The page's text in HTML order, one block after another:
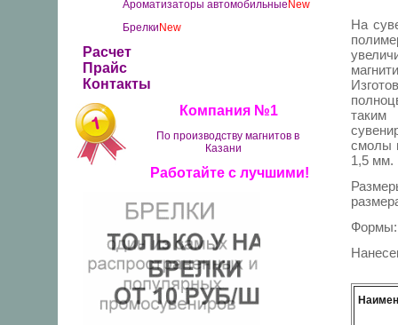
Ароматизаторы автомобильные New
Брелки New
Расчет
Прайс
Контакты
Компания №1
По производству магнитов в
Казани
Работайте с лучшими!
На
таким
смолы
1,5 мм.
Формы: